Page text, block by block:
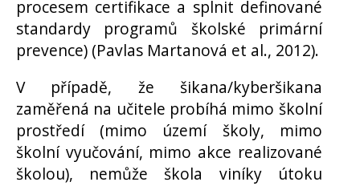
procesem certifikace a splnit definované
standardy programů školské primární
prevence) (Pavlas Martanová et al., 2012).
V případě, že šikana/kyberšikana
zaměřená na učitele probíhá mimo školní
prostředí (mimo území školy, mimo
školní vyučování, mimo akce realizované
školou), nemůže škola viníky útoku